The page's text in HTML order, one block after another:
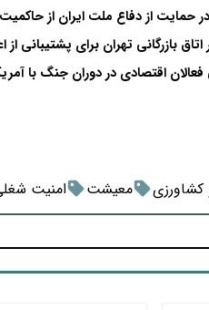
در حمایت از دفاع ملت ایران از
اتاق بازرگانی تهران برای پشتیبانی
فعالان اقتصادی در دوران جنگ با
کشاورزی معیشت امنیت